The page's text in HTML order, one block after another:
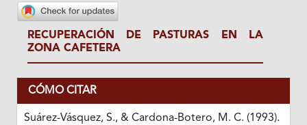
RECUPERACIÓN DE PASTURAS EN LA
ZONA CAFETERA
CÓMO CITAR
Suárez-Vásquez, S., & Cardona-Botero, M. C. (1993).